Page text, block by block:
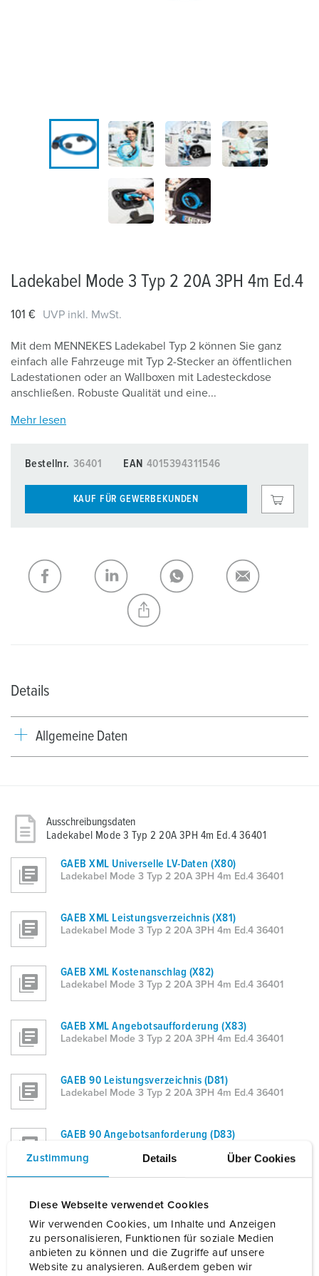
Zustimmung Details Über Cookies
Diese Webseite verwendet Cookies
Wir verwenden Cookies, um Inhalte und Anzeigen
zu personalisieren, Funktionen für soziale Medien
anbieten zu können und die Zugriffe auf unsere
Website zu analysieren. Außerdem geben wir
Ladekabel Mode 3 Typ 2 20A 3PH 4m Ed.4
101 € UVP inkl. MwSt.
Mit dem MENNEKES Ladekabel Typ 2 können Sie ganz
einfach alle Fahrzeuge mit Typ 2-Stecker an öffentlichen
Ladestationen oder an Wallboxen mit Ladesteckdose
anschließen. Robuste Qualität und eine...
Mehr lesen
Bestellnr. 36401 EAN 4015394311546
KAUF FÜR GEWERBEKUNDEN
Details
Allgemeine Daten
Ausschreibungsdaten
Ladekabel Mode 3 Typ 2 20A 3PH 4m Ed.4 36401
GAEB XML Universelle LV-Daten (X80)
Ladekabel Mode 3 Typ 2 20A 3PH 4m Ed.4 36401
GAEB XML Leistungsverzeichnis (X81)
Ladekabel Mode 3 Typ 2 20A 3PH 4m Ed.4 36401
GAEB XML Kostenanschlag (X82)
Ladekabel Mode 3 Typ 2 20A 3PH 4m Ed.4 36401
GAEB XML Angebotsaufforderung (X83)
Ladekabel Mode 3 Typ 2 20A 3PH 4m Ed.4 36401
GAEB 90 Leistungsverzeichnis (D81)
Ladekabel Mode 3 Typ 2 20A 3PH 4m Ed.4 36401
GAEB 90 Angebotsanforderung (D83)
Ladekabel Mode 3 Typ 2 20A 3PH 4m Ed.4 36401
ÖNORM Kostenschätzung-LV
Ladekabel Mode 3 Typ 2 20A 3PH 4m Ed.4 36401